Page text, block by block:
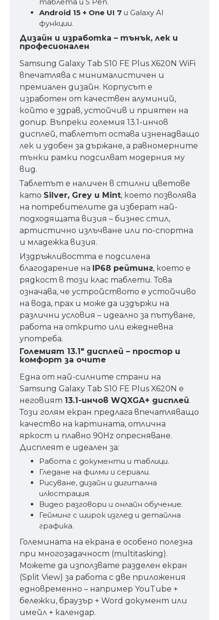
Android 15 + One UI 7 и Galaxy AI
функции.
Дизайн и изработка – тънък, лек и
професионален
Samsung Galaxy Tab S10 FE Plus X620N WiFi
впечатлява с минималистичен и
премиален дизайн. Корпусът е
изработен от качествен алуминий,
който е здрав, устойчив и приятен на
допир. Въпреки големия 13.1-инчов
дисплей, таблетът остава изненадващо
лек и удобен за държане, а равномерните
тънки рамки подсилват модерния му
вид.
Таблетът е наличен в стилни цветове
като Silver, Grey и Mint, което позволява
на потребителите да изберат най-
подходящата визия – бизнес стил,
артистично излъчване или по-спортна
и младежка визия.
Издръжливостта е подсилена
благодарение на IP68 рейтинг, което е
рядкост в този клас таблети. Това
означава, че устройството е устойчиво
на вода, прах и може да издържи на
различни условия – идеално за пътуване,
работа на открито или ежедневна
употреба.
Големият 13.1" дисплей – простор и
комфорт за очите
Една от най-силните страни на
Samsung Galaxy Tab S10 FE Plus X620N е
неговият 13.1-инчов WQXGA+ дисплей.
Този голям екран предлага впечатляващо
качество на картината, отлична
яркост и плавно 90Hz опресняване.
Дисплеят е идеален за:
Работа с документи и таблици.
Гледане на филми и сериали.
Рисуване, дизайн и дигитална
илюстрация.
Видео разговори и онлайн обучение.
Гейминг с широк изглед и детайлна
графика.
Големината на екрана е особено полезна
при многозадачност (multitasking).
Можете да използвате разделен екран
(Split View) за работа с две приложения
едновременно – например YouTube +
бележки, браузър + Word документ или
имейл + календар.